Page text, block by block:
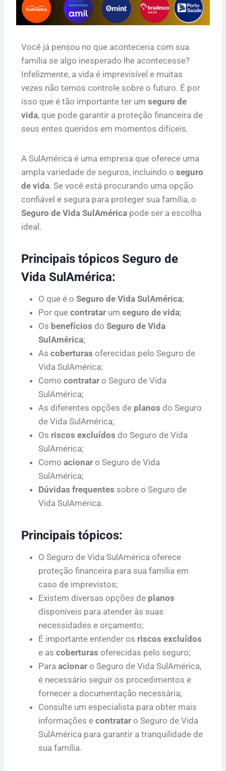
Você já pensou no que aconteceria com sua
família se algo inesperado lhe acontecesse?
Infelizmente, a vida é imprevisível e muitas
vezes não temos controle sobre o futuro. É por
isso que é tão importante ter um seguro de
vida, que pode garantir a proteção financeira de
seus entes queridos em momentos difíceis.
A SulAmérica é uma empresa que oferece uma
ampla variedade de seguros, incluindo o seguro
de vida. Se você está procurando uma opção
confiável e segura para proteger sua família, o
Seguro de Vida SulAmérica pode ser a escolha
ideal.
Principais tópicos Seguro de
Vida SulAmérica:
O que é o Seguro de Vida SulAmérica;
Por que contratar um seguro de vida;
Os benefícios do Seguro de Vida
SulAmérica;
As coberturas oferecidas pelo Seguro de
Vida SulAmérica;
Como contratar o Seguro de Vida
SulAmérica;
As diferentes opções de planos do Seguro
de Vida SulAmérica;
Os riscos excluídos do Seguro de Vida
SulAmérica;
Como acionar o Seguro de Vida
SulAmérica;
Dúvidas frequentes sobre o Seguro de
Vida SulAmérica.
Principais tópicos:
O Seguro de Vida SulAmérica oferece
proteção financeira para sua família em
caso de imprevistos;
Existem diversas opções de planos
disponíveis para atender às suas
necessidades e orçamento;
É importante entender os riscos excluídos
e as coberturas oferecidas pelo seguro;
Para acionar o Seguro de Vida SulAmérica,
é necessário seguir os procedimentos e
fornecer a documentação necessária;
Consulte um especialista para obter mais
informações e contratar o Seguro de Vida
SulAmérica para garantir a tranquilidade de
sua família.